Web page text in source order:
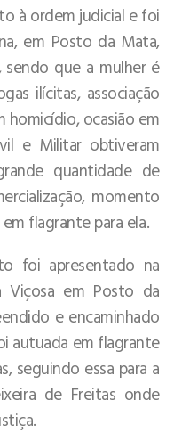
à ordem judicial e foi
em Posto da Mata,
que a mulher é
ilícitas, associação
homicídio, ocasião em
e Militar obtiveram
quantidade de
momento
flagrante para ela.
foi apresentado na
Viçosa em Posto da
e encaminhado
autuada em flagrante
seguindo essa para a
de Freitas onde